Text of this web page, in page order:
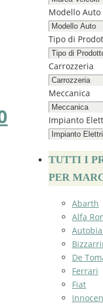
Modello Auto
Tipo di
Carrozzeria
Meccanica
Impianto
TUTTI I
PER
Abarth
Alfa
De
Ferrari
Fiat